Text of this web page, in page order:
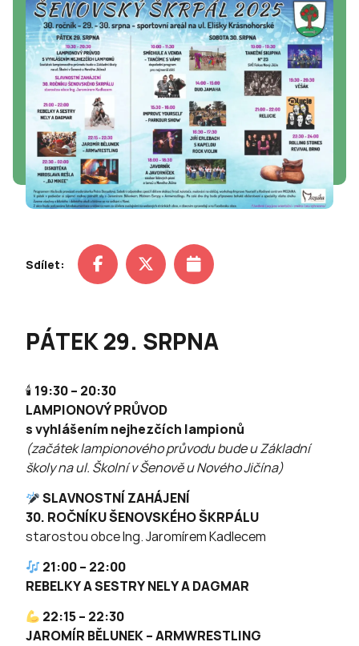
Sdílet:
PÁTEK 29. SRPNA
🕯 19:30 – 20:30
LAMPIONOVÝ PRŮVOD
s vyhlášením nejhezčích lampionů
(začátek lampionového průvodu bude u Základní
školy na ul. Školní v Šenově u Nového Jičína)
SLAVNOSTNÍ ZAHÁJENÍ
30. ROČNÍKU ŠENOVSKÉHO ŠKRPÁLU
starostou obce Ing. Jaromírem Kadlecem
21:00 – 22:00
REBELKY A SESTRY NELY A DAGMAR
22:15 – 22:30
JAROMÍR BĚLUNEK – ARMWRESTLING